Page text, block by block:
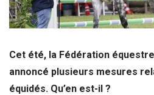
Cet été, la Fédération
annoncé plusieurs mesures
équidés. Qu’en est-il ?